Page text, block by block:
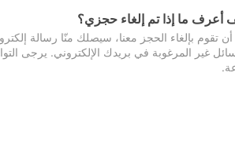
أعرف ما إذا تم إلغاء حجزي؟
أن تقوم بإلغاء الحجز معنا، سيصلك منّا رسالة